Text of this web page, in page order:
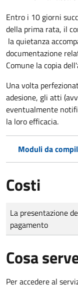
Entro i 10 giorni
della prima rata, il
la quietanza
documentazione
Comune la copia
Una volta
adesione, gli atti
eventualmente
la loro efficacia.
Moduli da
Costi
Tipo di pagamento
Importo
La presentazione
pagamento
Cosa
Per accedere al